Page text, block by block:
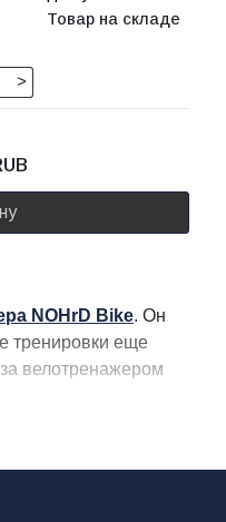
Товар на складе
>
NOHrD Bike. Он
тренировки еще
велотренажером